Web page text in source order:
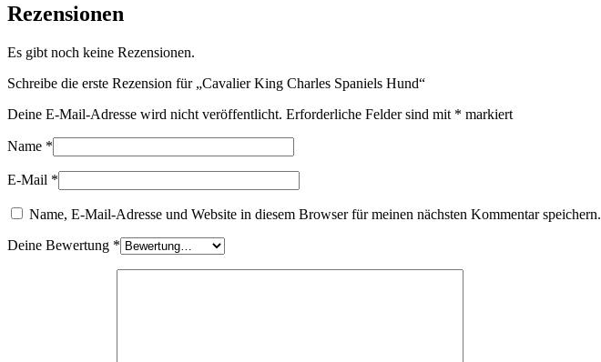
Rezensionen
Es gibt noch keine Rezensionen.
Schreibe die erste Rezension für „Cavalier King Charles Spaniels Hund“
Deine E-Mail-Adresse wird nicht veröffentlicht. Erforderliche Felder sind mit * markiert
Name *
E-Mail *
Name, E-Mail-Adresse und Website in diesem Browser für meinen nächsten Kommentar speichern.
Deine Bewertung *